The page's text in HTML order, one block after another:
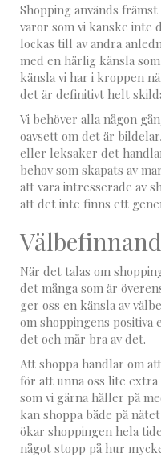
Shopping används
varor som vi kanske inte
lockas till av andra
med en härlig känsla
känsla vi har i kroppen
det är definitivt helt
Vi behöver alla någon
oavsett om det är
eller leksaker det
behov som skapats av
att vara intresserade av
att det inte finns ett
När det talas om
det många som är
ger oss en känsla av
om shoppingens
det och mår bra av det.
Att shoppa handlar om
för att unna oss lite
som vi gärna håller på
kan shoppa både på
ökar shoppingen hela
något stopp på hur